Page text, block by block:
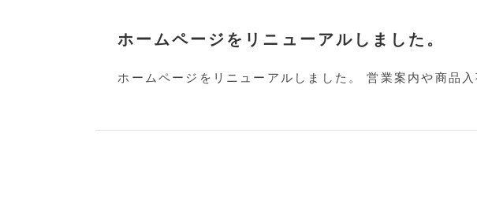
ホームページをリニューアルしました。
ホームページをリニューアルしました。 営業案内や商品